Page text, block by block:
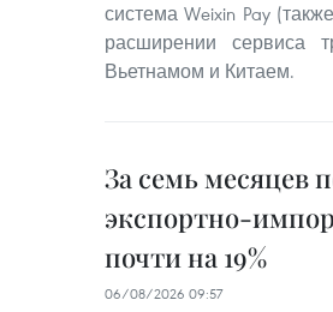
система Weixin Pay
расширении сервиса
Вьетнамом и Китаем.
За семь месяцев
экспортно-
почти на 19%
06/08/2026 09:57